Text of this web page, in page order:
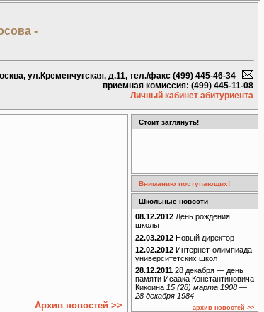
-
ул.Кременчугская, д.11, тел./факс (499) 445-46-34
приемная комиссия: (499) 445-11-08
Личный кабинет абитуриента
Архив новостей >>
Стоит заглянуть!
Вниманию поступающих!
Школьные новости
08.12.2012 День рождения
школы
22.03.2012 Новый директор
12.02.2012 Интернет-олимпиада
университетских школ
28.12.2011 28 декабря — день
памяти Исаака Константиновича
Кикоина 15 (28) марта 1908 —
28 декабря 1984
архив новостей >>